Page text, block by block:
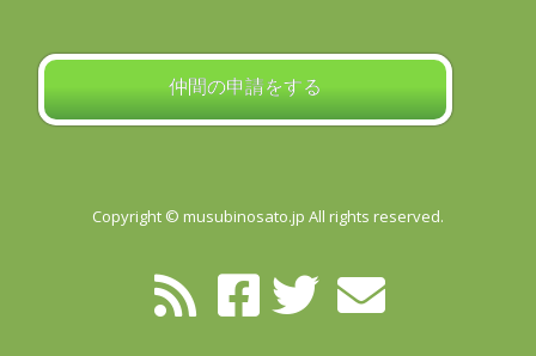
仲間の申請をする
Copyright © musubinosato.jp All rights reserved.